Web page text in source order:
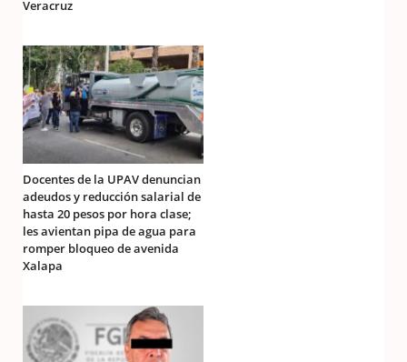
Veracruz
Docentes de la UPAV denuncian
adeudos y reducción salarial de
hasta 20 pesos por hora clase;
les avientan pipa de agua para
romper bloqueo de avenida
Xalapa